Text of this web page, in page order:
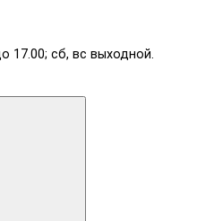
17.00; сб, вс выходной.